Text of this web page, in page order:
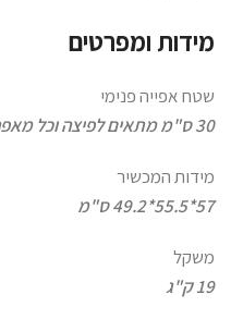
מידות ומפרטים
שטח אפייה פנימי
30 ס"מ מתאים לפיצה וכל מאפה
מידות המכשיר
57*55.5*49.2 ס"מ
משקל
19 ק"ג